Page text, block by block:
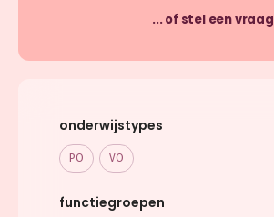
... of stel een vraag
onderwijstypes
PO VO
functiegroepen